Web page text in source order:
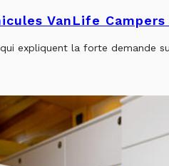
VanLife
expliquent la forte demande